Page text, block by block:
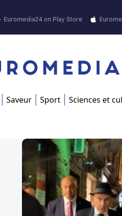
Euromedia24 on Play Store
Saveur Sport Sciences et